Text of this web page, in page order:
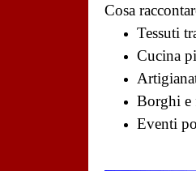
Cosa
Tessuti
Cucina
Borghi e
Eventi